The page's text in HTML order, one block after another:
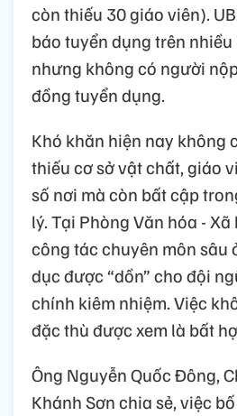
còn thiếu 30 giáo viên).
báo tuyển dụng trên
nhưng không có người
đồng tuyển dụng.
Khó khăn hiện nay không
thiếu cơ sở vật chất, giáo
số nơi mà còn bất cập
lý. Tại Phòng Văn hóa -
công tác chuyên môn sâu
dục được “dồn” cho đội
chính kiêm nhiệm. Việc
đặc thù được xem là bất
Ông Nguyễn Quốc Đông,
Khánh Sơn chia sẻ, việc